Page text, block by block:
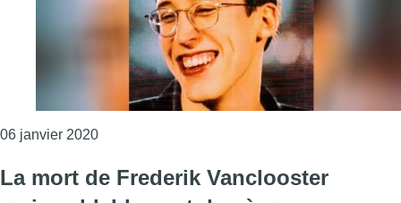
06 janvier 2020Consulter l'article "D’après l’autopsie, Frédérik
La mort de Frederik Vanclooster